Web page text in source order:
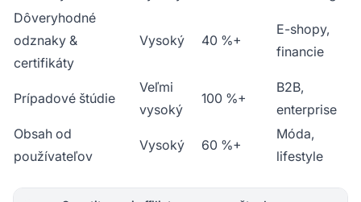
Dôveryhodné
odznaky &
certifikáty
Vysoký 40 %+
E-shopy,
financie
Prípadové štúdie
Veľmi
vysoký
100 %+
B2B,
enterprise
Obsah od
používateľov
Vysoký 60 %+
Móda,
lifestyle